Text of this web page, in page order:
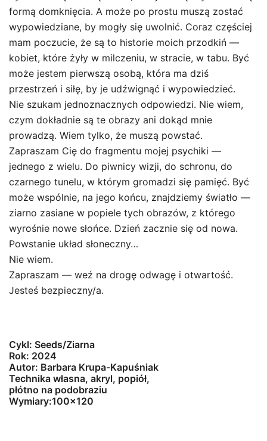
formą domknięcia. A może po prostu muszą zostać
wypowiedziane, by mogły się uwolnić. Coraz częściej
mam poczucie, że są to historie moich przodkiń —
kobiet, które żyły w milczeniu, w stracie, w tabu. Być
może jestem pierwszą osobą, która ma dziś
przestrzeń i siłę, by je udźwignąć i wypowiedzieć.
Nie szukam jednoznacznych odpowiedzi. Nie wiem,
czym dokładnie są te obrazy ani dokąd mnie
prowadzą. Wiem tylko, że muszą powstać.
Zapraszam Cię do fragmentu mojej psychiki —
jednego z wielu. Do piwnicy wizji, do schronu, do
czarnego tunelu, w którym gromadzi się pamięć. Być
może wspólnie, na jego końcu, znajdziemy światło —
ziarno zasiane w popiele tych obrazów, z którego
wyrośnie nowe słońce. Dzień zacznie się od nowa.
Powstanie układ słoneczny…
Nie wiem.
Zapraszam — weź na drogę odwagę i otwartość.
Jesteś bezpieczny/a.
Cykl: Seeds/Ziarna
Rok: 2024
Autor: Barbara Krupa-Kapuśniak
Technika własna, akryl, popiół,
płótno na podobraziu
Wymiary:100×120